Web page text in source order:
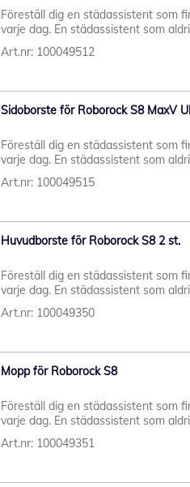
Föreställ dig en städassistent som
varje dag. En städassistent som
Art.nr: 100049512
Sidoborste för Roborock S8 MaxV
Föreställ dig en städassistent som
varje dag. En städassistent som
Art.nr: 100049515
Huvudborste för Roborock S8 2 st.
Föreställ dig en städassistent som
varje dag. En städassistent som
Art.nr: 100049350
Mopp för Roborock S8
Föreställ dig en städassistent som
varje dag. En städassistent som
Art.nr: 100049351